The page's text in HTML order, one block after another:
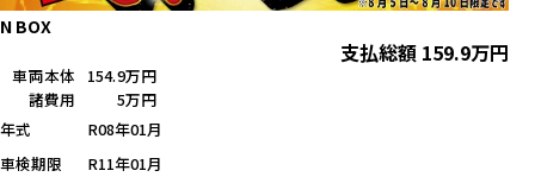
N BOX
支払総額 159.9万円
車両本体
154.9万円
諸費用
5万円
年式
R08年01月
車検期限
R11年01月